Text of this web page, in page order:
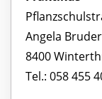
Angela
8400
Tel.: 058 455